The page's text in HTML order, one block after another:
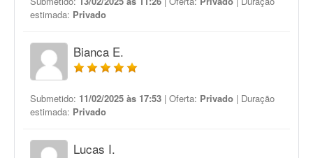
estimada: Privado
Bianca E.
Submetido: 11/02/2025 às 17:53 | Oferta: Privado | Duração
estimada: Privado
Lucas I.